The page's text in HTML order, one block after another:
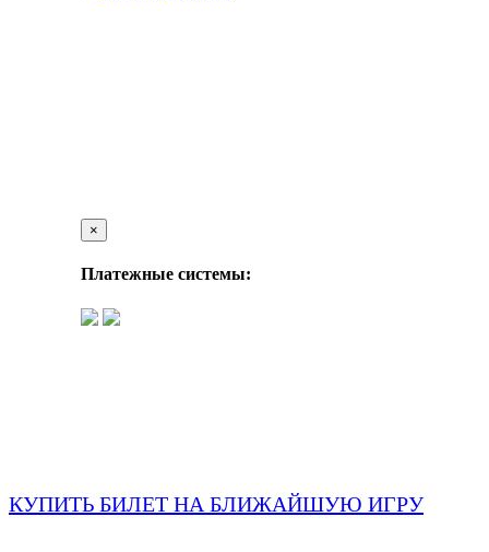
×
Платежные системы:
КУПИТЬ БИЛЕТ НА БЛИЖАЙШУЮ ИГРУ